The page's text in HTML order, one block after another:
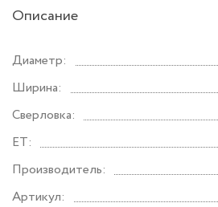
Описание
Диаметр:
Ширина:
Сверловка:
ET:
Производитель:
Артикул: